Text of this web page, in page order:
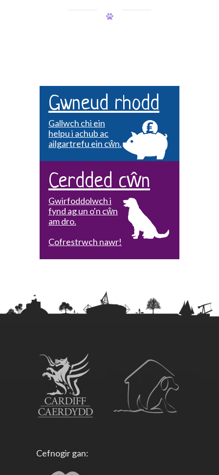
Gwneud rhodd
Gallwch chi ein
helpu i achub ac
ailgartrefu ein cŵn.
Cerdded cŵn
Gwirfoddolwch i
fynd ag un o'n cŵn
am dro.
Cofrestrwch nawr!
Cefnogir gan: